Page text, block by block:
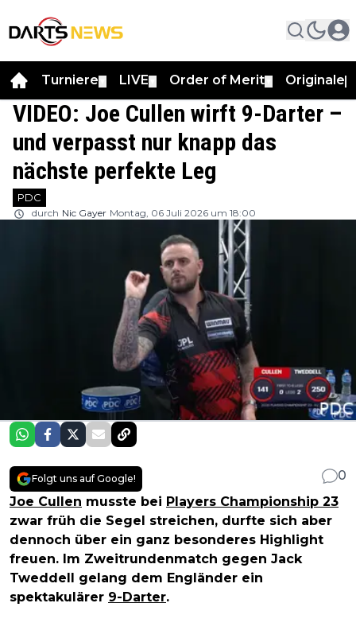
Turniere LIVE Order of Merit Originale
VIDEO: Joe Cullen wirft 9-Darter –
und verpasst nur knapp das
nächste perfekte Leg
PDC
durch Nic Gayer Montag, 06 Juli 2026 um 18:00
Folgt uns auf Google!
0
Joe Cullen musste bei Players Championship 23
zwar früh die Segel streichen, durfte sich aber
dennoch über ein ganz besonderes Highlight
freuen. Im Zweitrundenmatch gegen Jack
Tweddell gelang dem Engländer ein
spektakulärer 9-Darter.